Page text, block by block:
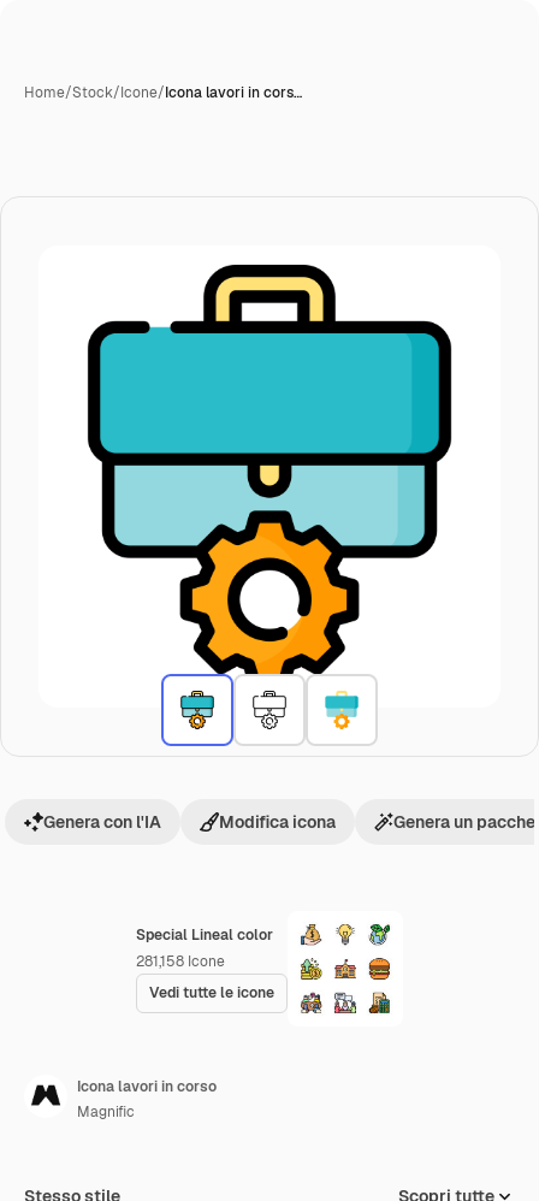
Home/Stock/Icone/Icona lavori in cors…
Special Lineal color
281,158 Icone
Vedi tutte le icone
Genera con l'IA Modifica icona Genera un
Icona lavori in corso
Magnific
Stesso stile Scopri tutte